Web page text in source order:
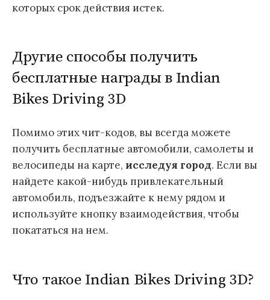
которых срок действия истек.
Другие способы получить
бесплатные награды в Indian
Bikes Driving 3D
Помимо этих чит-кодов, вы всегда можете
получить бесплатные автомобили, самолеты и
велосипеды на карте, исследуя город. Если вы
найдете какой-нибудь привлекательный
автомобиль, подъезжайте к нему рядом и
используйте кнопку взаимодействия, чтобы
покататься на нем.
Что такое Indian Bikes Driving 3D?